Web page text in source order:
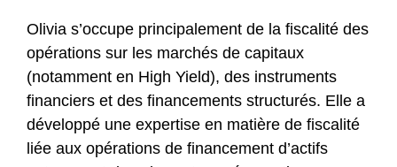
Olivia s’occupe principalement de la fiscalité des
opérations sur les marchés de capitaux
(notamment en High Yield), des instruments
financiers et des financements structurés. Elle a
développé une expertise en matière de fiscalité
liée aux opérations de financement d’actifs